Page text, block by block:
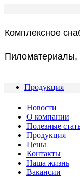
Комплексное
Пиломатериалы,
Продукция
Новости
О компании
Полезные
Продукция
Цены
Контакты
Наша жизнь
Вакансии